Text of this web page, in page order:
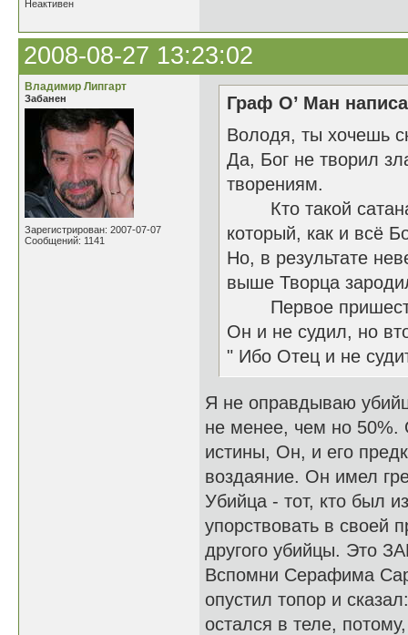
Неактивен
2008-08-27 13:23:02
Владимир Липгарт
Забанен
Зарегистрирован: 2007-07-07
Сообщений: 1141
Граф О’ Ман
Володя, ты хочешь
Да, Бог не творил
творениям.
Кто такой сатана
который, как и всё
Но, в результате
выше Творца
Первое
Он и не судил, но
" Ибо Отец и не
Я не оправдываю
не менее, чем но 50%.
истины, Он, и его
воздаяние. Он имел
Убийца - тот, кто был
упорствовать в своей
другого убийцы. Это
Вспомни Серафима
опустил топор и
остался в теле,